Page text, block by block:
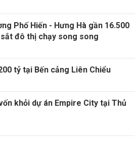
Phố Hiến - Hưng Hà gần 16.500
đô thị chạy song song
tỷ tại Bến cảng Liên Chiểu
khỏi dự án Empire City tại Thủ